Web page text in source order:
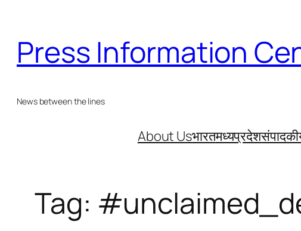
content
Press Information
News between the lines
About Usभारतमध्यप्रदेश
Tag: